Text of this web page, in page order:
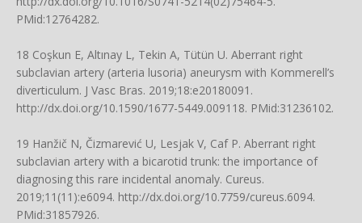
PMid:12764282.
18 Coşkun E, Altınay L, Tekin A, Tütün U. Aberrant right
subclavian artery (arteria lusoria) aneurysm with Kommerell’s
diverticulum. J Vasc Bras. 2019;18:e20180091.
http://dx.doi.org/10.1590/1677-5449.009118. PMid:31236102.
19 Hanžič N, Čizmarević U, Lesjak V, Caf P. Aberrant right
subclavian artery with a bicarotid trunk: the importance of
diagnosing this rare incidental anomaly. Cureus.
2019;11(11):e6094. http://dx.doi.org/10.7759/cureus.6094.
PMid:31857926.